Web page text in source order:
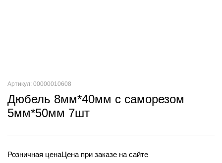
Артикул: 00000010608
Дюбель 8мм*40мм с саморезом
5мм*50мм 7шт
Розничная ценаЦена при заказе на сайте